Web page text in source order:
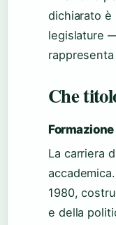
dichiarato è
legislature
Che
La carriera
1980,
e della